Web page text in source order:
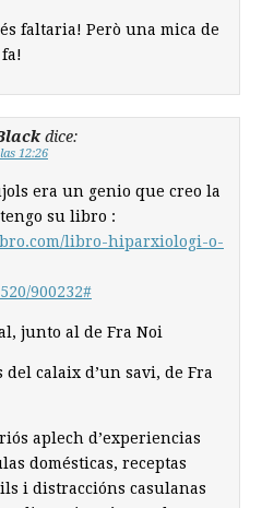
faltaria! Però una mica de
dice:
12:26
era un genio que creo la
su libro :
libro-hiparxiologi-o-
900232#
junto al de Fra Noi
calaix d’un savi, de Fra
aplech d’experiencias
domésticas, receptas
i distraccións casulanas